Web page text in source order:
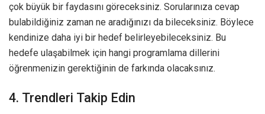
çok büyük bir faydasını göreceksiniz. Sorularınıza cevap
bulabildiğiniz zaman ne aradığınızı da bileceksiniz. Böylece
kendinize daha iyi bir hedef belirleyebileceksiniz. Bu
hedefe ulaşabilmek için hangi programlama dillerini
öğrenmenizin gerektiğinin de farkında olacaksınız.
4. Trendleri Takip Edin